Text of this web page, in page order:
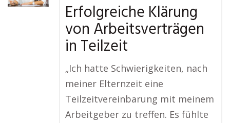
Erfolgreiche Klärung
von Arbeitsverträgen
in Teilzeit
„Ich hatte Schwierigkeiten, nach
meiner Elternzeit eine
Teilzeitvereinbarung mit meinem
Arbeitgeber zu treffen. Es fühlte